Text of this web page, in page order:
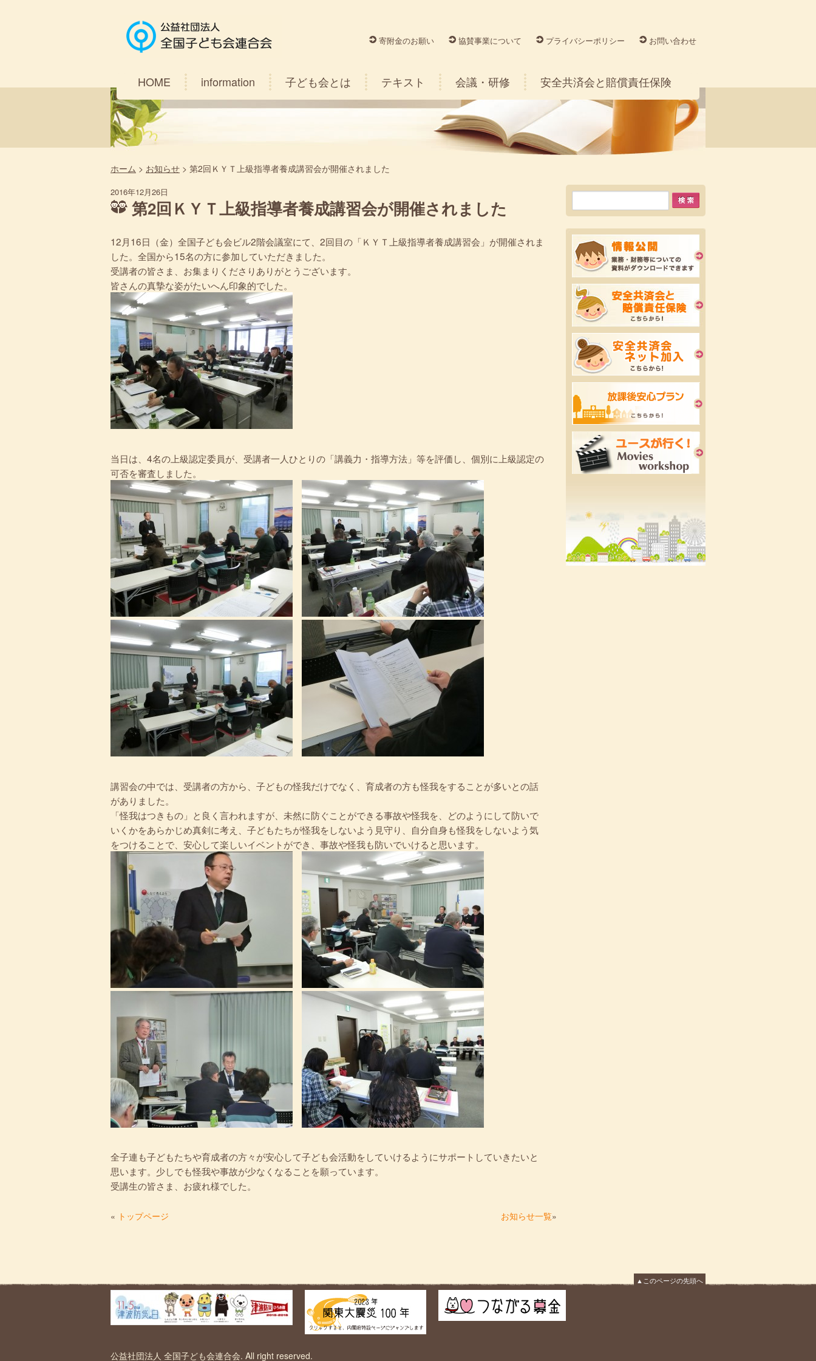
寄附金のお願い 協賛事業について プライバシーポリシー お問い合わせ
HOME information 子ども会とは テキスト 会議・研修 安全共済会と賠償責任保険
ホーム > お知らせ > 第2回ＫＹＴ上級指導者養成講習会が開催されました
2016年12月26日
第2回ＫＹＴ上級指導者養成講習会が開催されました
12月16日（金）全国子ども会ビル2階会議室にて、2回目の「ＫＹＴ上級指導者養成講習会」が開催されま
した。全国から15名の方に参加していただきました。
受講者の皆さま、お集まりくださりありがとうございます。
皆さんの真摯な姿がたいへん印象的でした。
当日は、4名の上級認定委員が、受講者一人ひとりの「講義力・指導方法」等を評価し、個別に上級認定の
可否を審査しました。
講習会の中では、受講者の方から、子どもの怪我だけでなく、育成者の方も怪我をすることが多いとの話
がありました。
「怪我はつきもの」と良く言われますが、未然に防ぐことができる事故や怪我を、どのようにして防いで
いくかをあらかじめ真剣に考え、子どもたちが怪我をしないよう見守り、自分自身も怪我をしないよう気
をつけることで、安心して楽しいイベントができ、事故や怪我も防いでいけると思います。
全子連も子どもたちや育成者の方々が安心して子ども会活動をしていけるようにサポートしていきたいと
思います。少しでも怪我や事故が少なくなることを願っています。
受講生の皆さま、お疲れ様でした。
« トップページ お知らせ一覧»
▲このページの先頭へ
公益社団法人 全国子ども会連合会. All right reserved.